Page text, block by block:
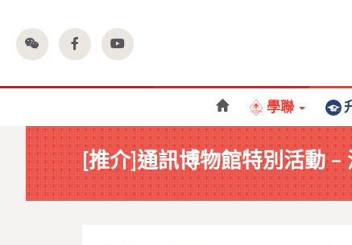
學聯
[推介]通訊博物館特別活動 –